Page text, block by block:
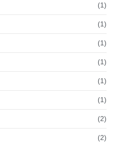
(1)
(1)
(1)
(1)
(1)
(1)
(2)
(2)